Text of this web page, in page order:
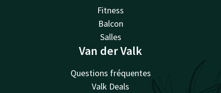
Fitness
Balcon
Salles
Van der Valk
Questions fréquentes
Valk Deals